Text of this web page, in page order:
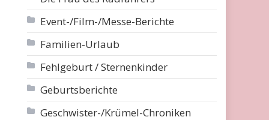
Event-/Film-/Messe-Berichte
Familien-Urlaub
Fehlgeburt / Sternenkinder
Geburtsberichte
Geschwister-/Krümel-Chroniken